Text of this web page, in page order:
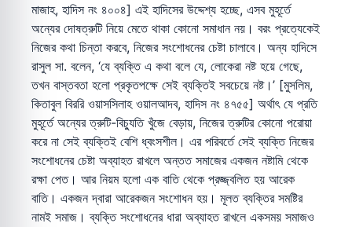
মাজাহ, হাদিস নং ৪০০৪] এই হাদিসের উদ্দেশ্য হচ্ছে, এসব মুহূর্তে
অন্যের দোষত্রুটি নিয়ে মেতে থাকা কোনো সমাধান নয়। বরং প্রত্যেকেই
নিজের কথা চিন্তা করবে, নিজের সংশোধনের চেষ্টা চালাবে। অন্য হাদিসে
রাসুল সা. বলেন, ‘যে ব্যক্তি এ কথা বলে যে, লোকেরা নষ্ট হয়ে গেছে,
তখন বাস্তবতা হলো প্রকৃতপক্ষে সেই ব্যক্তিই সবচেয়ে নষ্ট।’ [মুসলিম,
কিতাবুল বিররি ওয়াসসিলাহ ওয়ালআদব, হাদিস নং ৪৭৫৫] অর্থাৎ যে প্রতি
মুহূর্তে অন্যের ত্রুটি-বিচ্যুতি খুঁজে বেড়ায়, নিজের ত্রুটির কোনো পরোয়া
করে না সেই ব্যক্তিই বেশি ধ্বংসশীল। এর পরিবর্তে সেই ব্যক্তি নিজের
সংশোধনের চেষ্টা অব্যাহত রাখলে অন্তত সমাজের একজন নষ্টামি থেকে
রক্ষা পেত। আর নিয়ম হলো এক বাতি থেকে প্রজ্জ্বলিত হয় আরেক
বাতি। একজন দ্বারা আরেকজন সংশোধন হয়। মূলত ব্যক্তির সমষ্টির
নামই সমাজ। ব্যক্তি সংশোধনের ধারা অব্যাহত রাখলে একসময় সমাজও